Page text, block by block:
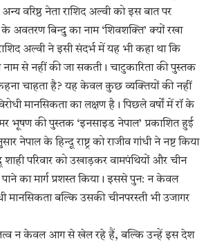
वरिष्ठ नेता राशिद अल्वी को इस बात पर
अवतरण बिन्दु का नाम ‘शिवशक्ति’ क्यों रखा
अल्वी ने इसी संदर्भ में यह भी कहा था कि
से नहीं की जा सकती। चाटुकारिता की पुस्तक
चाहता है? यह केवल कुछ व्यक्तियों की नहीं
मानसिकता का लक्षण है। पिछले वर्षों में रॉ के
भूषण की पुस्तक ‘इनसाइड नेपाल’ प्रकाशित हुई
नेपाल के हिन्दू राष्ट्र को राजीव गांधी ने नष्ट किया
परिवार को उखाड़कर वामपंथियों और चीन
का मार्ग प्रशस्त किया। इससे पुन: न केवल
मानसिकता बल्कि उसकी चीनपरस्ती भी उजागर
न केवल आग से खेल रहे हैं, बल्कि उन्हें इस देश